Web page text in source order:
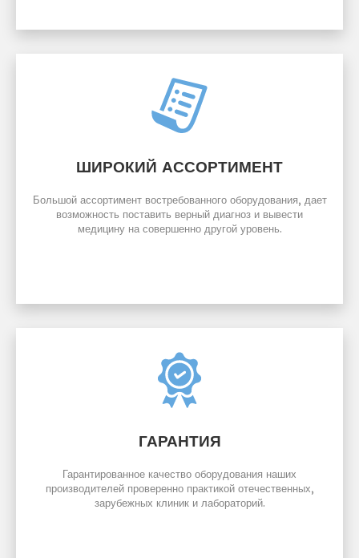
ШИРОКИЙ АССОРТИМЕНТ
Большой ассортимент востребованного оборудования, дает
возможность поставить верный диагноз и вывести
медицину на совершенно другой уровень.
ГАРАНТИЯ
Гарантированное качество оборудования наших
производителей проверенно практикой отечественных,
зарубежных клиник и лабораторий.